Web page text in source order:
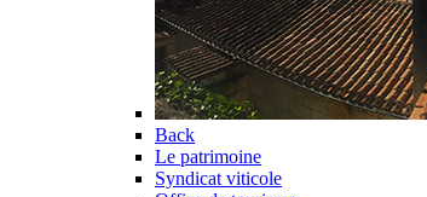
Back
Le patrimoine
Syndicat viticole